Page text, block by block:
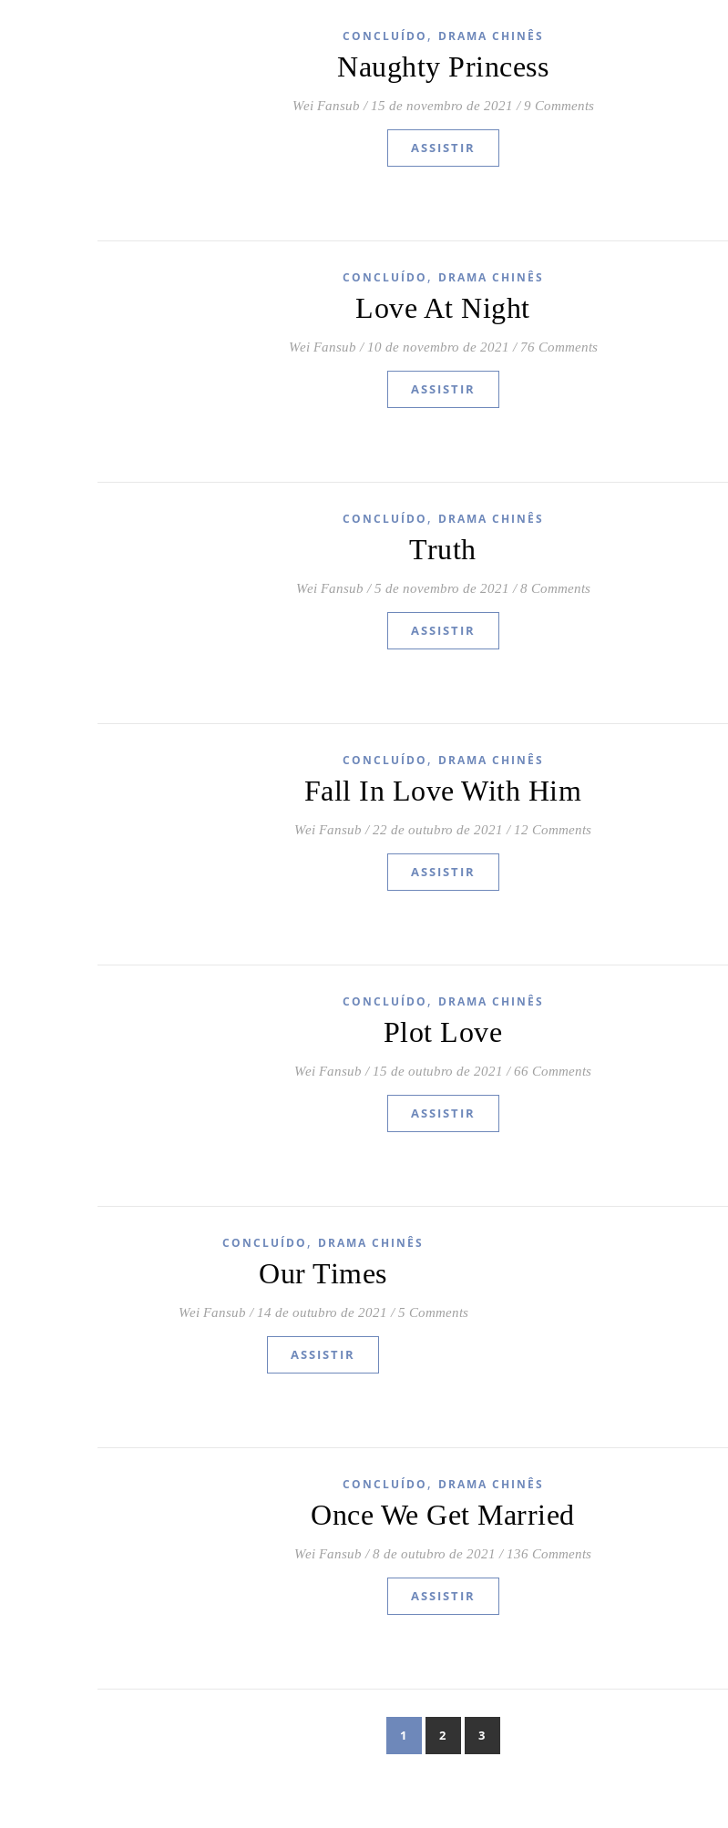
CONCLUÍDO , DRAMA CHINÊS
Naughty Princess
Wei Fansub / 15 de novembro de 2021 / 9 Comments
ASSISTIR
CONCLUÍDO , DRAMA CHINÊS
Love At Night
Wei Fansub / 10 de novembro de 2021 / 76 Comments
ASSISTIR
CONCLUÍDO , DRAMA CHINÊS
Truth
Wei Fansub / 5 de novembro de 2021 / 8 Comments
ASSISTIR
CONCLUÍDO , DRAMA CHINÊS
Fall In Love With Him
Wei Fansub / 22 de outubro de 2021 / 12 Comments
ASSISTIR
CONCLUÍDO , DRAMA CHINÊS
Plot Love
Wei Fansub / 15 de outubro de 2021 / 66 Comments
ASSISTIR
CONCLUÍDO , DRAMA CHINÊS
Our Times
Wei Fansub / 14 de outubro de 2021 / 5 Comments
ASSISTIR
CONCLUÍDO , DRAMA CHINÊS
Once We Get Married
Wei Fansub / 8 de outubro de 2021 / 136 Comments
ASSISTIR
1 2 3